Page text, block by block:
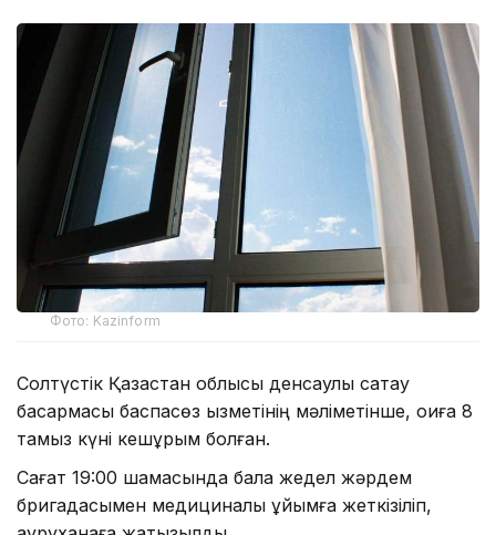
Фото: Kazinform
Солтүстік Қазақстан облысы денсаулық сақтау
басқармасы баспасөз қызметінің мәліметінше, оқиға 8
тамыз күні кешқұрым болған.
Сағат 19:00 шамасында бала жедел жәрдем
бригадасымен медициналық ұйымға жеткізіліп,